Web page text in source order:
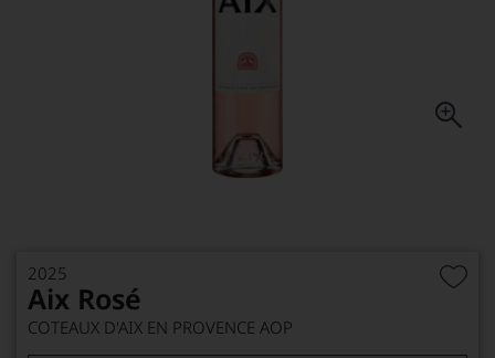
2025
Aix Rosé
COTEAUX D'AIX EN PROVENCE AOP